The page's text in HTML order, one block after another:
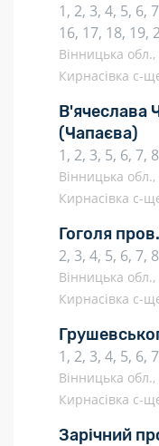
1, 2, 3, 4, 5, 6,
16, 17, 18, 19,
Вінницька
Кирнасівка с-
В'ячеслава
(Чапаєва)
1, 2, 3, 5, 6, 7,
Вінницька
Кирнасівка с-
Гоголя пров.
2, 3, 4, 5, 6, 7, 8
Вінницька
Кирнасівка с-
1, 2, 3, 4, 5, 6,
Вінницька
Кирнасівка с-
Зарічний